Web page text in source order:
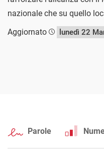
nazionale che su quello
Aggiornato
lunedì 22
Parole